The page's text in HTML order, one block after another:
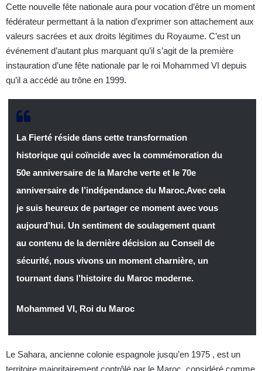
Cette nouvelle fête nationale aura pour vocation d’être un moment
fédérateur permettant à la nation d’exprimer son attachement aux
valeurs sacrées et aux droits légitimes du Royaume. C’est un
événement d’autant plus marquant qu’il s’agit de la première
instauration d’une fête nationale par le roi Mohammed VI depuis
qu’il a accédé au trône en 1999.
La Fierté réside dans cette transformation
historique qui coïncide avec la commémoration du
50e anniversaire de la Marche verte et le 70e
anniversaire de l’indépendance du Maroc.Avec cela
je suis heureux de partager ce moment avec vous
aujourd’hui. Un sentiment de soulagement quant
au contenu de la dernière décision au Conseil de
sécurité, nous vivons un moment charnière, un
tournant dans l’histoire du Maroc moderne.
Mohammed VI, Roi du Maroc
Le Sahara, ancienne colonie espagnole jusqu’en 1975 , est un